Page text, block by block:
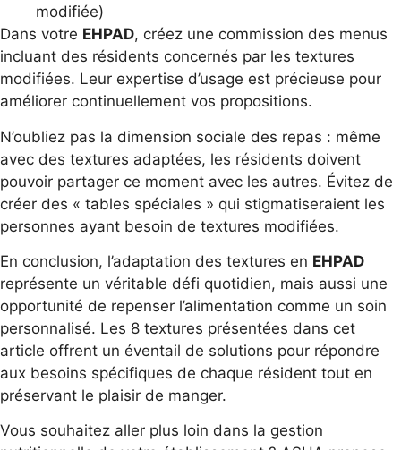
modifiée)
Dans votre EHPAD, créez une commission des menus
incluant des résidents concernés par les textures
modifiées. Leur expertise d’usage est précieuse pour
améliorer continuellement vos propositions.
N’oubliez pas la dimension sociale des repas : même
avec des textures adaptées, les résidents doivent
pouvoir partager ce moment avec les autres. Évitez de
créer des « tables spéciales » qui stigmatiseraient les
personnes ayant besoin de textures modifiées.
En conclusion, l’adaptation des textures en EHPAD
représente un véritable défi quotidien, mais aussi une
opportunité de repenser l’alimentation comme un soin
personnalisé. Les 8 textures présentées dans cet
article offrent un éventail de solutions pour répondre
aux besoins spécifiques de chaque résident tout en
préservant le plaisir de manger.
Vous souhaitez aller plus loin dans la gestion